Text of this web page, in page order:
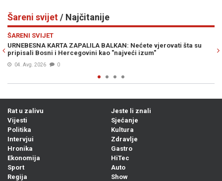
Šareni svijet/ Najčitanije
Nećete vjerovati šta su
"najveći izum"
"SRBI SU VANZEMALJCI SA
iznio teorije koje su šokirale
Previous
Rat u zalivu
Vijesti
Politika
Intervjui
Hronika
Ekonomija
Sport
Regija
Jeste li znali
Sjećanje
Kultura
Zdravlje
Gastro
HiTec
Auto
Show